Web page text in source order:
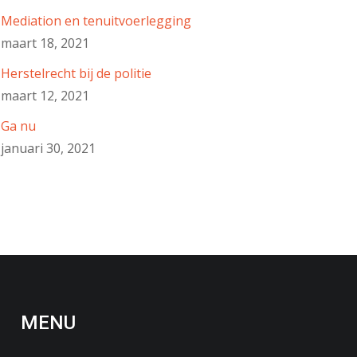
Mediation en tenuitvoerlegging
maart 18, 2021
Herstelrecht bij de politie
maart 12, 2021
Ga nu
januari 30, 2021
MENU